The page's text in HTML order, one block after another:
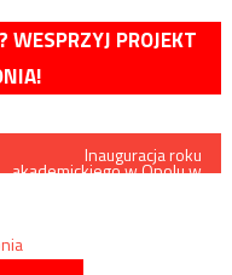
WESPRZYJ PROJEKT
Inauguracja roku
akademickiego w Opolu w